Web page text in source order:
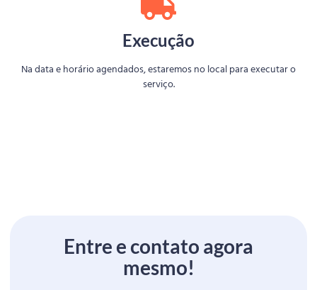
Execução
Na data e horário agendados, estaremos no local para executar o
serviço.
Entre e contato agora
mesmo!